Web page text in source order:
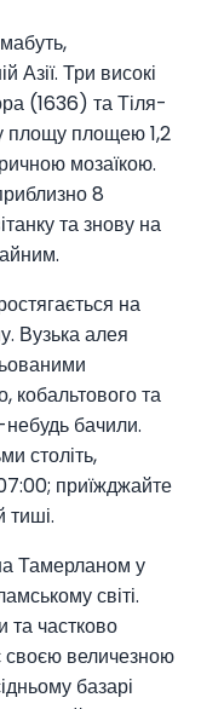
Азії. Три високі
(1636) та Тіля-
площу площею 1,2
мозаїкою.
8
та знову на
на
Вузька алея
кобальтового та
небудь бачили.
століть,
приїжджайте
тиші.
Тамерланом у
світі.
та частково
своєю величезною
базарі